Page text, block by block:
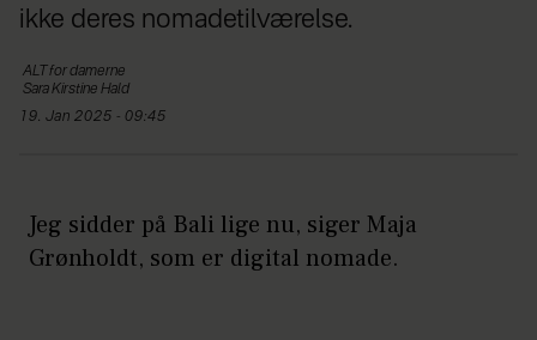
ikke deres nomadetilværelse.
ALT for damerne
Sara Kirstine Hald
19. Jan 2025 - 09:45
Jeg sidder på Bali lige nu, siger Maja
Grønholdt, som er digital nomade.